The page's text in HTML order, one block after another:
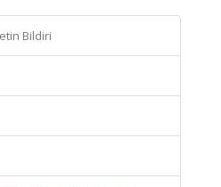
Bildiri